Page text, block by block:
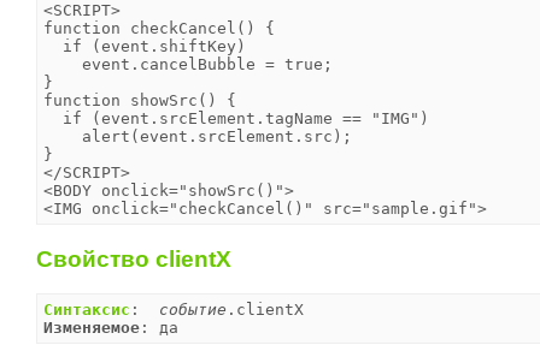
<SCRIPT>
function checkCancel() {
  if (event.shiftKey)
    event.cancelBubble = true;
}
function showSrc() {
  if (event.srcElement.tagName == "IMG")
    alert(event.srcElement.src);
}
</SCRIPT>
<BODY onclick="showSrc()">
<IMG onclick="checkCancel()" src="sample.gif">
Свойство clientX
Синтаксис : событие
Изменяемое : да